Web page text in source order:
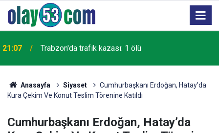
21:07 Trabzon'da trafik kazası: 1 ölü
Anasayfa Siyaset
Cumhurbaşkanı Erdoğan, Hatay’da
Kura Çekim Ve Konut Teslim Törenine Katıldı
Cumhurbaşkanı Erdoğan, Hatay’da